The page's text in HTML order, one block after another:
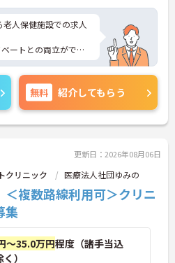
人保健施設での求人
ートとの両立ができ
い合わせ下さい。
無料 紹介してもらう
更新日：2026年08月06日
クリニック 医療法人社団ゆみの
複数路線利用可＞クリニ
集
～35.0万円程度（諸手当込
）